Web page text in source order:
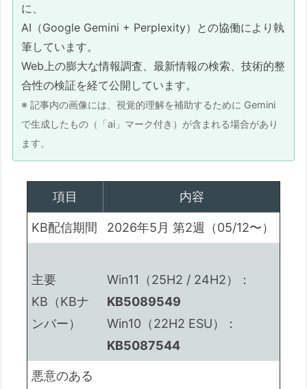
ルした方がよいですか？
Q6. 不具合が出ていないか確認したい
のですが？
📚 この記事に出てくる専門用語
最後に
1. この記事の目的と役割
2. 筆者の関連経験・専門性
3. AIとの協働内容（調査・議論のポイン
4. 主な参照情報・検証方法
この記事中の広告リンクについて
に、
AI（Google Gemini + Perplexity）との協働により執
筆しています。
Web上の膨大な情報調査、最新情報の検索、技術的整
合性の検証を経て公開しています。
※ 記事内の画像には、視覚的理解を補助するために Gemini
で生成したもの（「ai」マーク付き）が含まれる場合があり
ます。
項目 内容
KB配信期間 2026年5月 第2週（05/12〜）
主要
KB（KBナ
ンバー）
Win11（25H2 / 24H2）：
KB5089549
Win10（22H2 ESU）：
KB5087544
悪意のある